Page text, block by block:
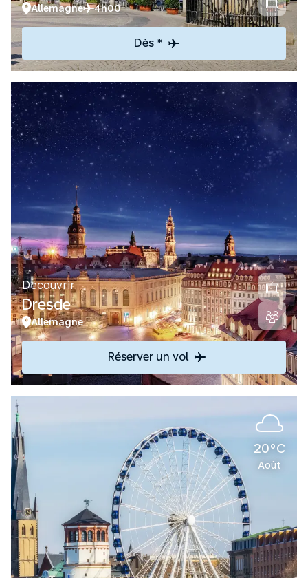
Allemagne 4h00
Dès *
Découvrir
Dresde
Allemagne
Réserver un vol
20°C
Août